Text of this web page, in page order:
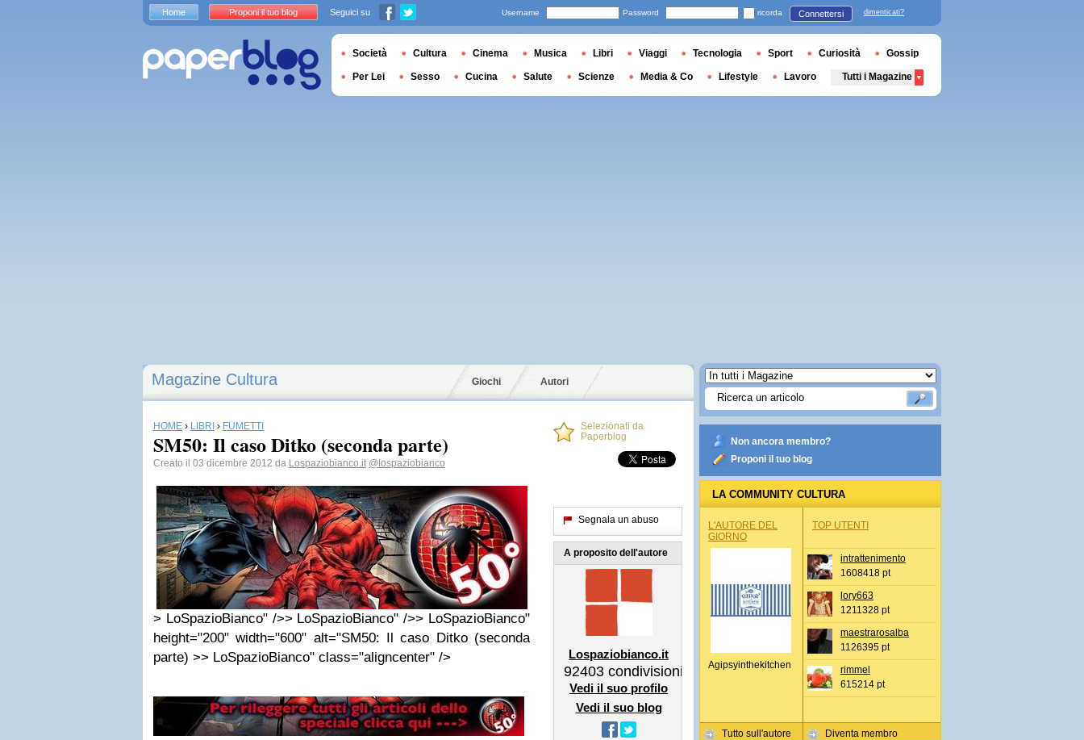
Magazine Cultura Giochi Autori
HOME › LIBRI › FUMETTI
SM50: Il caso Ditko (seconda parte)
Creato il 03 dicembre 2012 da Lospaziobianco.it @lospaziobianco
> LoSpazioBianco" />> LoSpazioBianco" />> LoSpazioBianco"
height="200" width="600" alt="SM50: Il caso Ditko (seconda
parte) >> LoSpazioBianco" class="aligncenter" />
Selezionati da
Paperblog
Segnala un abuso
A proposito dell'autore
Lospaziobianco.it
92403 condivisioni
Vedi il suo profilo
Vedi il suo blog
Non ancora membro?
Proponi il tuo blog
LA COMMUNITY CULTURA
L'AUTORE DEL
GIORNO
Agipsyinthekitchen
Tutto sull'autore
TOP UTENTI
intrattenimento
1608418 pt
lory663
1211328 pt
maestrarosalba
1126395 pt
rimmel
615214 pt
Diventa membro
Home Proponi il tuo blog Seguici su Username Password ricorda Connettersi dimenticati?
Società Cultura Cinema Musica Libri Viaggi Tecnologia Sport Curiosità Gossip
Per Lei Sesso Cucina Salute Scienze Media & Co Lifestyle Lavoro Tutti i Magazine